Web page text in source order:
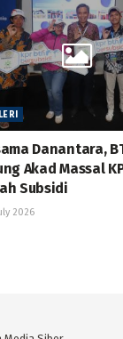
Danantara,
Akad Massal
Subsidi
2026